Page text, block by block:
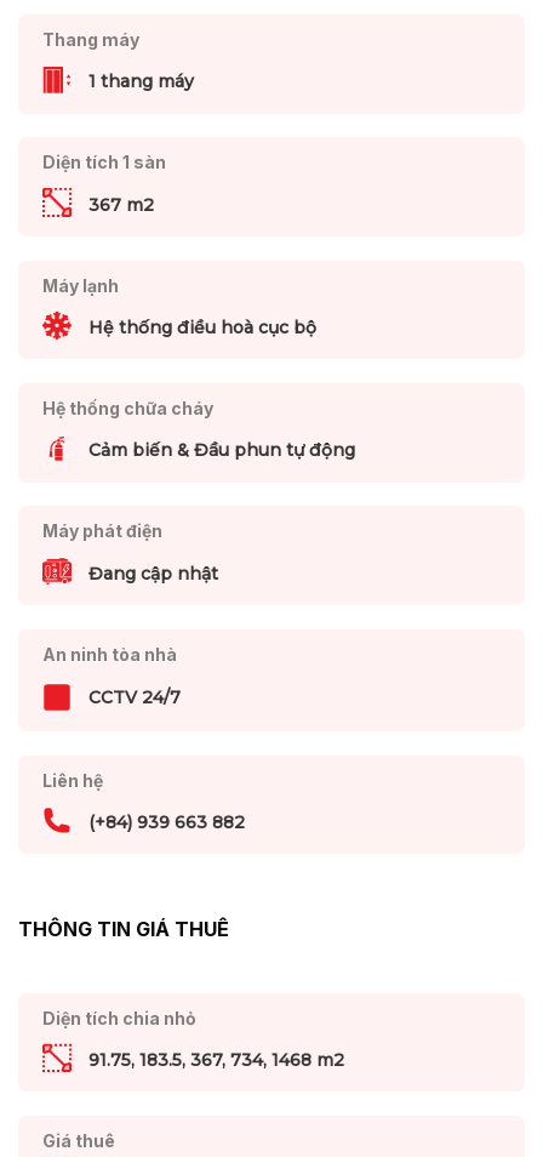
Thang máy
1 thang máy
Diện tích 1 sàn
367 m2
Máy lạnh
Hệ thống điều hoà cục bộ
Hệ thống chữa cháy
Cảm biến & Đầu phun tự động
Máy phát điện
Đang cập nhật
An ninh tòa nhà
CCTV 24/7
Liên hệ
(+84) 939 663 882
THÔNG TIN GIÁ THUÊ
Diện tích chia nhỏ
91.75, 183.5, 367, 734, 1468 m2
Giá thuê